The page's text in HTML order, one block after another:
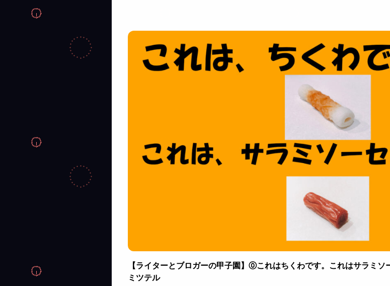
【ライターとブロガーの甲子園】⓪これはちくわです。これはサラミ
ミツテル